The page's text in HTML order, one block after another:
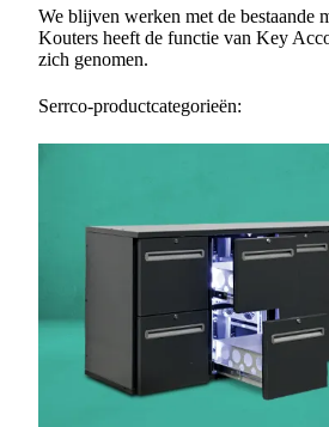
We blijven werken met de bestaande
Kouters heeft de functie van Key
zich genomen.
Serrco-productcategorieën: